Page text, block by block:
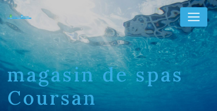
magasin de spas
Coursan
Panneau de gestion des cookies